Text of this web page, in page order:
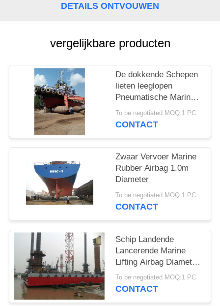
DETAILS ONTVOUWEN
vergelijkbare producten
De dokkende Schepen
lieten leeglopen
Pneumatische Marine
Rubber Airbag
To be negotiated MOQ:1 PC
CONTACT
Zwaar Vervoer Marine
Rubber Airbag 1.0m
Diameter
To be negotiated MOQ:1 PC
CONTACT
Schip Landende
Lancerende Marine
Lifting Airbag Diameter
1.5m
To be negotiated MOQ:1 PC
CONTACT